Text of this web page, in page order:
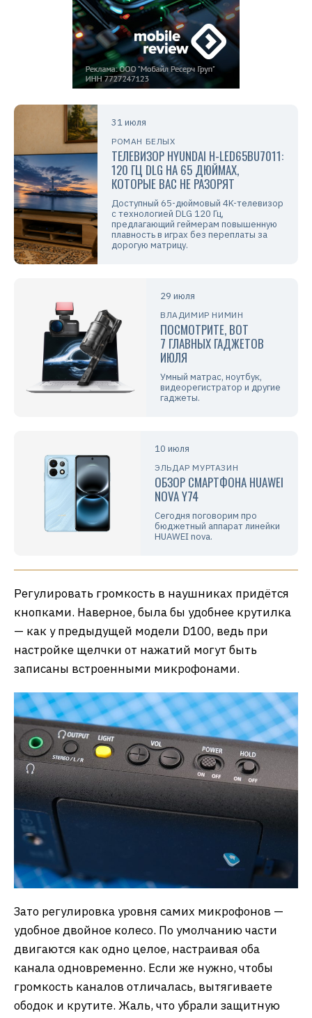
31 июля
РОМАН БЕЛЫХ
ТЕЛЕВИЗОР HYUNDAI H-LED65BU7011:
120 ГЦ DLG НА 65 ДЮЙМАХ,
КОТОРЫЕ ВАС НЕ РАЗОРЯТ
Доступный 65-дюймовый 4K-телевизор
с технологией DLG 120 Гц,
предлагающий геймерам повышенную
плавность в играх без переплаты за
дорогую матрицу.
29 июля
ВЛАДИМИР НИМИН
ПОСМОТРИТЕ, ВОТ
7 ГЛАВНЫХ ГАДЖЕТОВ
ИЮЛЯ
Умный матрас, ноутбук,
видеорегистратор и другие
гаджеты.
10 июля
ЭЛЬДАР МУРТАЗИН
ОБЗОР СМАРТФОНА HUAWEI
NOVA Y74
Сегодня поговорим про
бюджетный аппарат линейки
HUAWEI nova.
Регулировать громкость в наушниках придётся
кнопками. Наверное, была бы удобнее крутилка
— как у предыдущей модели D100, ведь при
настройке щелчки от нажатий могут быть
записаны встроенными микрофонами.
Зато регулировка уровня самих микрофонов —
удобное двойное колесо. По умолчанию части
двигаются как одно целое, настраивая оба
канала одновременно. Если же нужно, чтобы
громкость каналов отличалась, вытягиваете
ободок и крутите. Жаль, что убрали защитную